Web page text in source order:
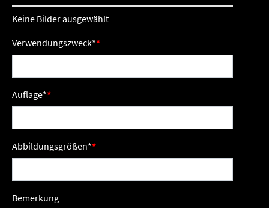
Keine Bilder ausgewählt
Verwendungszweck*
Auflage*
Abbildungsgrößen*
Bemerkung